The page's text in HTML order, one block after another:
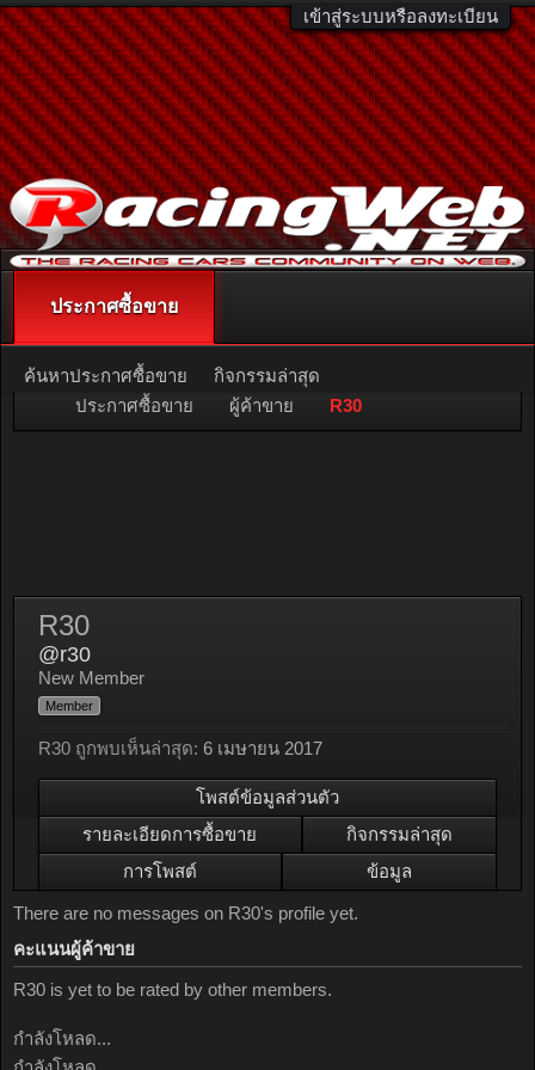
เข้าสู่ระบบหรือลงทะเบียน
ติดต่อลงโฆษณาracingweb@gmail.com
หรืออ่านรายละเอียดเพิ่มเติม คลิกที่นี่
ประกาศซื้อขาย ผู้ค้าขาย R30
R30
@r30
New Member
Member
R30 ถูกพบเห็นล่าสุด: 6 เมษายน 2017
โพสต์ข้อมูลส่วนตัว
รายละเอียดการซื้อขาย
กิจกรรมล่าสุด
การโพสต์
ข้อมูล
There are no messages on R30's profile yet.
คะแนนผู้ค้าขาย
R30 is yet to be rated by other members.
กำลังโหลด...
ประกาศซื้อขาย
ค้นหาประกาศซื้อขาย กิจกรรมล่าสุด
ผู้ค้าขายคะแนนสูงสุด